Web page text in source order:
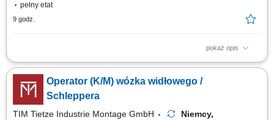
pełny etat
9 godz.
pokaż opis
Zadania: Przyjmowanie dostaw i przygotowywanie towarów do dalszej
wysyłki; Realizacja prac załadunkowych i wyładunkowych; Pomocnicze
prace magazynowe i dbanie o porządek w strefie logistycznej;
Operator (K/M) wózka widłowego /
Schleppera
TIM Tietze Industrie Montage GmbH
Niemcy,